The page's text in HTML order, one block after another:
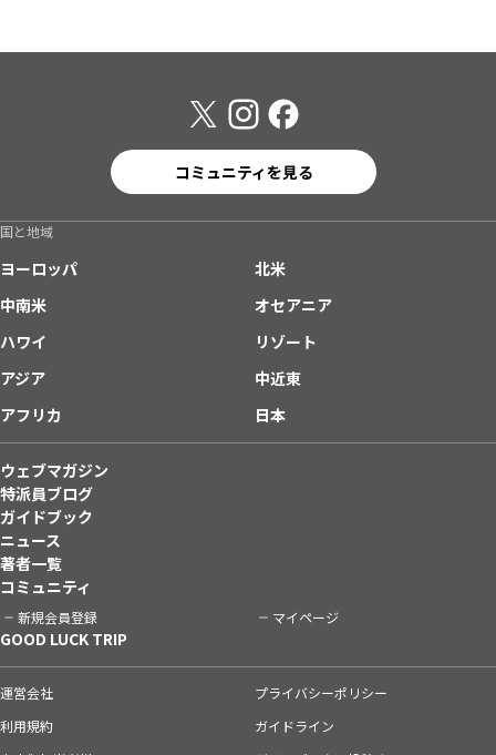
コミュニティを見る
国と地域
ヨーロッパ
北米
中南米
オセアニア
ハワイ
リゾート
アジア
中近東
アフリカ
日本
ウェブマガジン
特派員ブログ
ガイドブック
ニュース
著者一覧
コミュニティ
新規会員登録 マイページ
GOOD LUCK TRIP
運営会社
プライバシーポリシー
利用規約
ガイドライン